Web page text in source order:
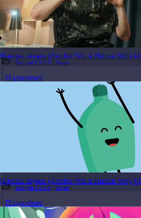
Нарезка звуков (Zombie Win и Human Win) #4
Все для CS 1.6 / Звуки
Подробнее
Нарезка звуков (Zombie Win и Human Win) #3
Все для CS 1.6 / Звуки
Подробнее